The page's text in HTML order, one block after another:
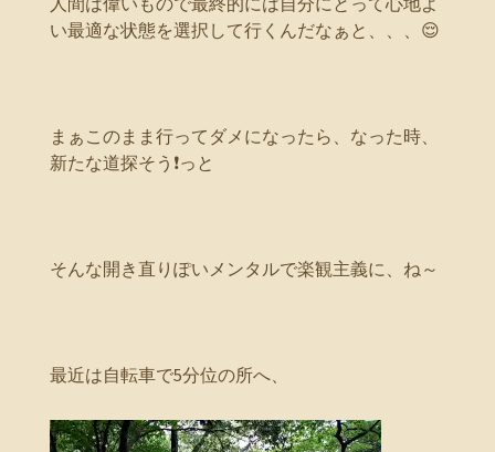
い最適な状態を選択して行くんだなぁと、、、😌
まぁこのまま行ってダメになったら、なった時、
新たな道探そう❗っと
そんな開き直りぽいメンタルで楽観主義に、ね～
最近は自転車で5分位の所へ、